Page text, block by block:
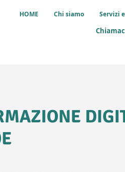
HOME Chi siamo Servizi